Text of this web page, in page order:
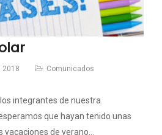
2018 Comunicados
los integrantes de nuestra
que hayan tenido unas
de verano…